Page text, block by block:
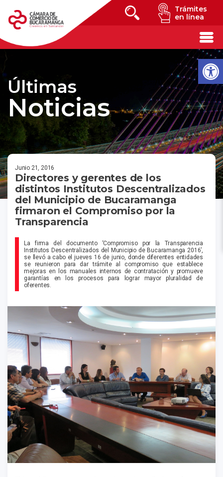
Trámites
en línea
Últimas
Noticias
Junio 21, 2016
Directores y gerentes de los
distintos Institutos Descentralizados
del Municipio de Bucaramanga
firmaron el Compromiso por la
Transparencia
La firma del documento ‘Compromiso por la Transparencia
Institutos Descentralizados del Municipio de Bucaramanga 2016’,
se llevó a cabo el jueves 16 de junio, donde diferentes entidades
se reunieron para dar trámite al compromiso que establece
mejoras en los manuales internos de contratación y promueve
garantías en los procesos para lograr mayor pluralidad de
oferentes.